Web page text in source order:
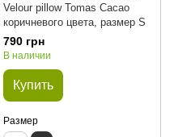
Velour pillow Tomas Cacao
коричневого цвета, размер S
790 грн
В наличии
Купить
Размер